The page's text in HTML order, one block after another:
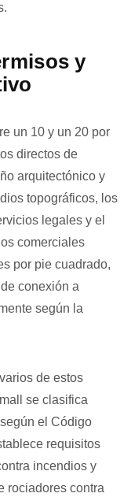
y
un 10 y un 20 por
directos de
arquitectónico y
topográficos, los
legales y el
comerciales
por pie cuadrado,
conexión a
según la
de estos
se clasifica
el Código
requisitos
incendios y
rociadores contra